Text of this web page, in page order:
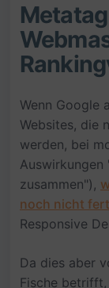
Wenn Google
Websites, die
werden, bei
Auswirkungen
zusammen"),
noch nicht
Responsive
Da dies aber
Fische